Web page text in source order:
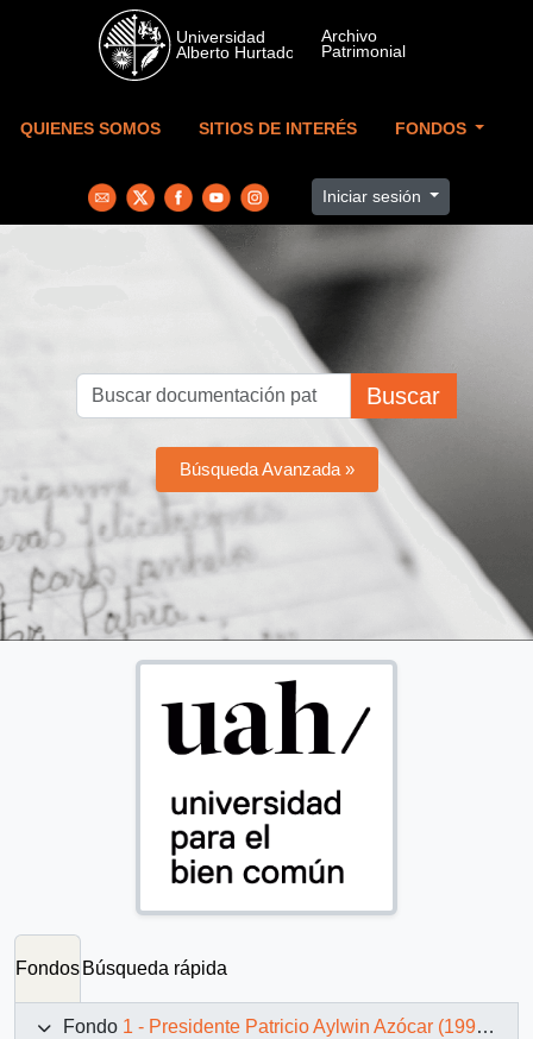
Skip to main content
QUIENES SOMOS SITIOS DE INTERÉS FONDOS
Iniciar sesión
Buscar
Búsqueda Avanzada »
Fondos Búsqueda rápida
Fondo 1 - Presidente Patricio Aylwin Azócar (1990-1994)